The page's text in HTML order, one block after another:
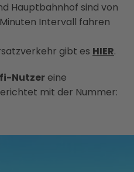
Hauptbahnhof sind von
Intervall fahren
gibt es HIER.
Nutzer eine
mit der Nummer: